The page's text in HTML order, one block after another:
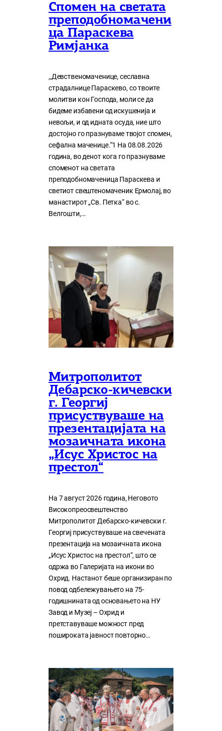
Спомен на светата
преподобномачени
ца Параскева
Римјанка
,,Девственомаченице, сеславна
страдалнице Параскево, со твоите
молитви кон Господа, моли се да
бидеме избавени од искушенија и
невољи, и од идната осуда, ние што
достојно го празнуваме твојот спомен,
сефална маченице.“1 На 08.08.2026
година, во денот кога го празнуваме
споменот на светата
преподобномаченица Параскева и
светиот свештеномаченик Ермолај, во
манастирот „Св. Петка“ во с.
Велгошти,…
Митрополитот
Дебарско-кичевски
г. Георгиј
присуствуваше на
презентацијата на
мозаичната икона
„Исус Христос на
престол“
На 7 август 2026 година, Неговото
Високопреосвештенство
Митрополитот Дебарско-кичевски г.
Георгиј присуствуваше на свечената
презентација на мозаичната икона
„Исус Христос на престол“, што се
одржа во Галеријата на икони во
Охрид. Настанот беше организиран по
повод одбележувањето на 75-
годишнината од основањето на НУ
Завод и Музеј – Охрид и
претставуваше можност пред
пошироката јавност повторно…